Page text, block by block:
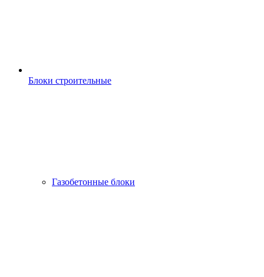
Блоки строительные
Газобетонные блоки